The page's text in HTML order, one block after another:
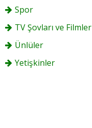
Spor
TV Şovları ve Filmler
Ünlüler
Yetişkinler